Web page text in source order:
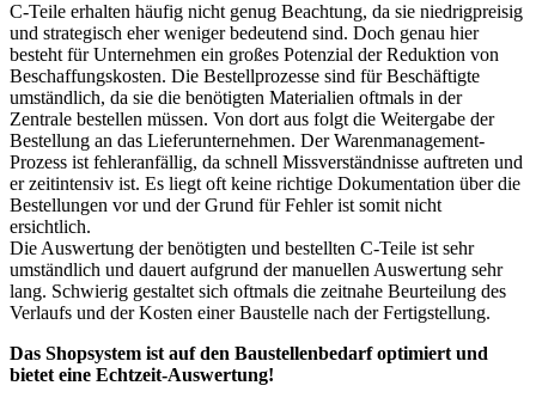
C-Teile erhalten häufig nicht genug Beachtung, da sie niedrigpreisig
und strategisch eher weniger bedeutend sind. Doch genau hier
besteht für Unternehmen ein großes Potenzial der Reduktion von
Beschaffungskosten. Die Bestellprozesse sind für Beschäftigte
umständlich, da sie die benötigten Materialien oftmals in der
Zentrale bestellen müssen. Von dort aus folgt die Weitergabe der
Bestellung an das Lieferunternehmen. Der Warenmanagement-
Prozess ist fehleranfällig, da schnell Missverständnisse auftreten und
er zeitintensiv ist. Es liegt oft keine richtige Dokumentation über die
Bestellungen vor und der Grund für Fehler ist somit nicht
ersichtlich.
Die Auswertung der benötigten und bestellten C-Teile ist sehr
umständlich und dauert aufgrund der manuellen Auswertung sehr
lang. Schwierig gestaltet sich oftmals die zeitnahe Beurteilung des
Verlaufs und der Kosten einer Baustelle nach der Fertigstellung.
Das Shopsystem ist auf den Baustellenbedarf optimiert und
bietet eine Echtzeit-Auswertung!